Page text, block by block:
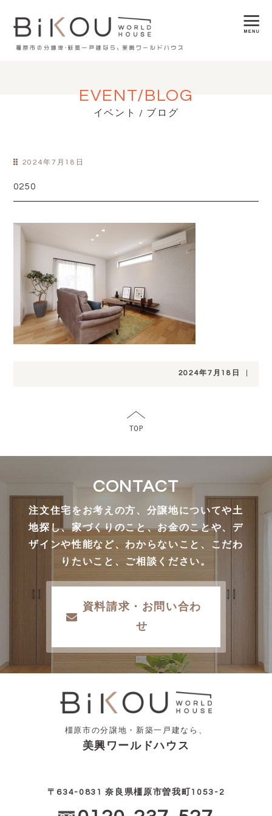
EVENT/BLOG
イベント / ブログ
2024年7月18日
0250
2024年7月18日
CONTACT
注文住宅をお考えの方、分譲地についてや土
地探し、家づくりのこと、お金のことや、デ
ザインや性能など、わからないこと、こだわ
りたいこと、ご相談ください。
資料請求・お問い合わ
せ
橿原市の分譲地・新築一戸建なら、
美興ワールドハウス
〒634-0831 奈良県橿原市曽我町1053-2